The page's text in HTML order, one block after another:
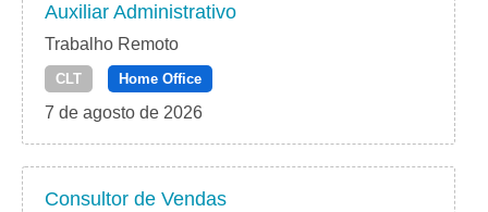
Auxiliar Administrativo
Trabalho Remoto
CLT Home Office
7 de agosto de 2026
Consultor de Vendas